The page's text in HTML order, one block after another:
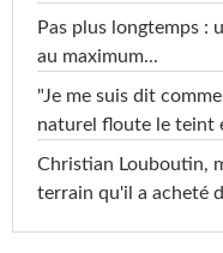
Pas plus longtemps :
au maximum...
"Je me suis dit
naturel floute le teint
Christian Louboutin,
terrain qu'il a acheté